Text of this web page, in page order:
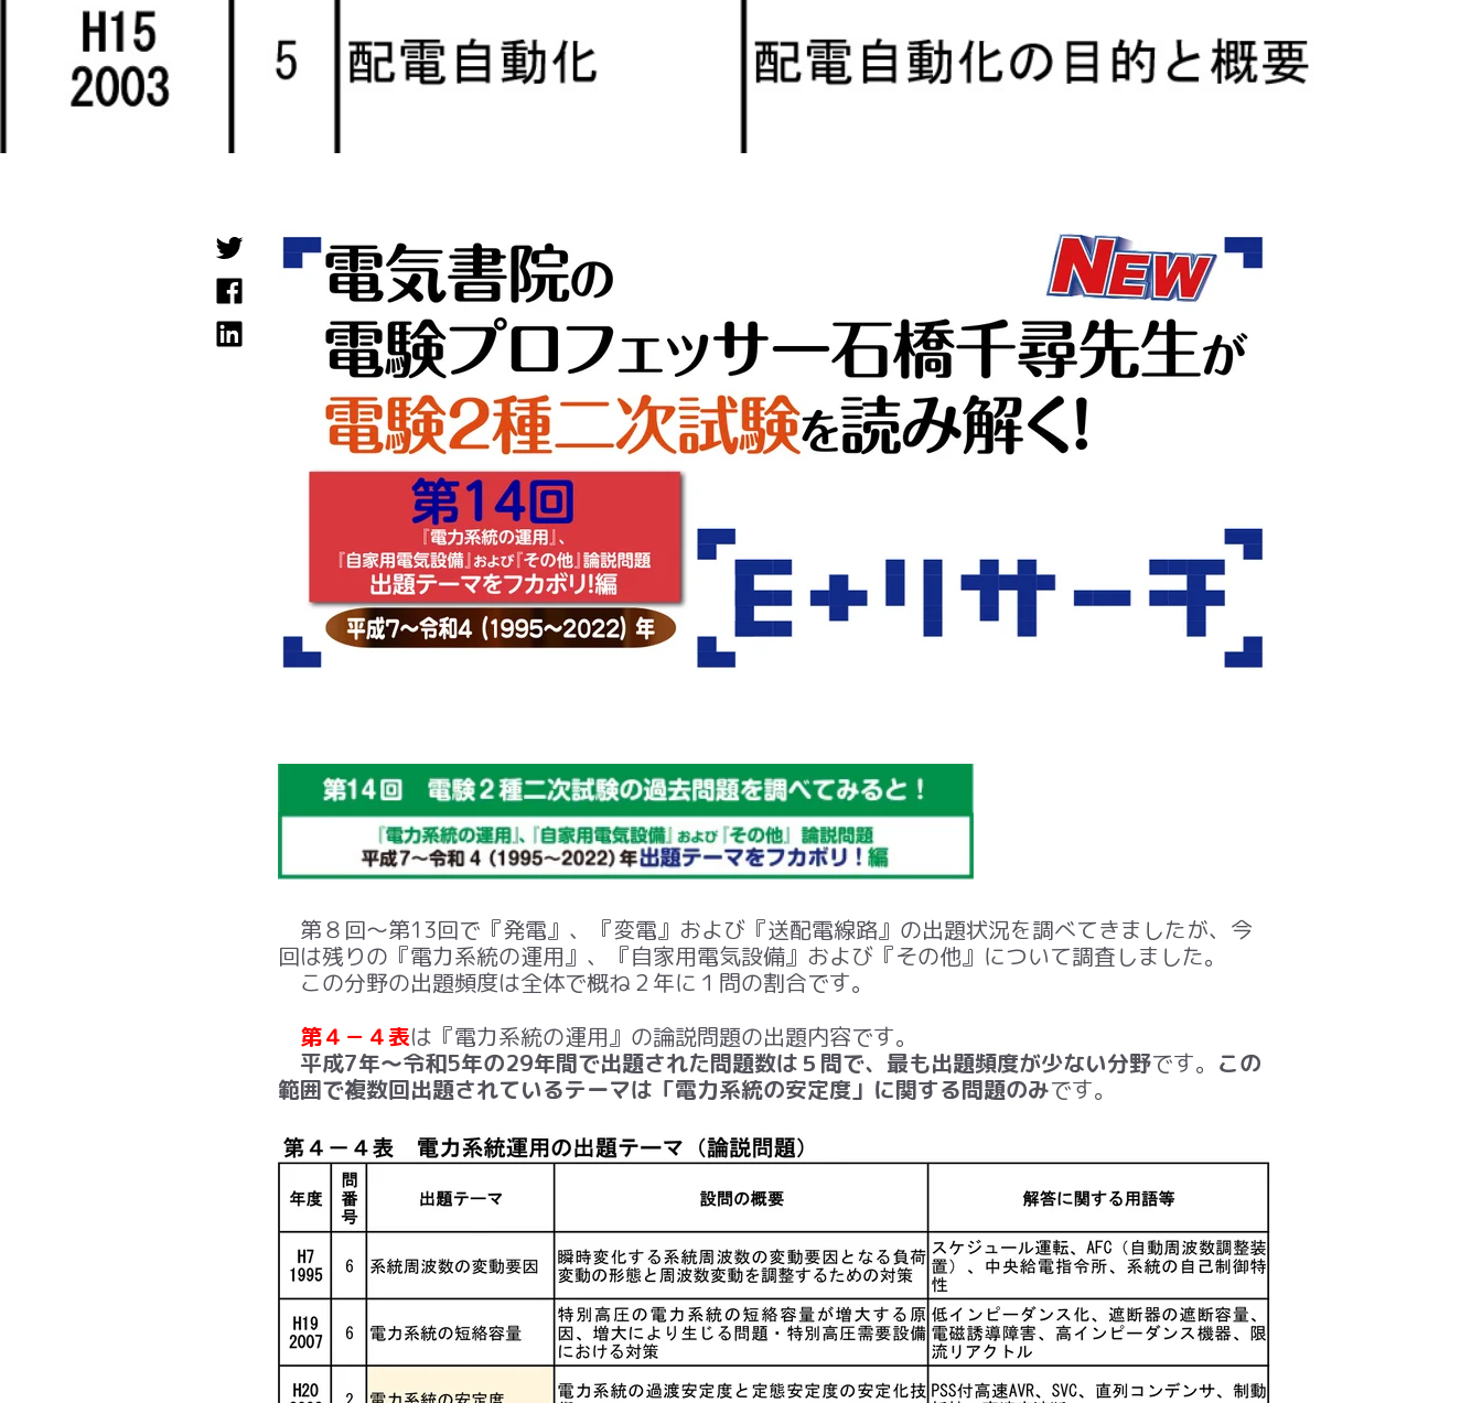
第８ 回～第13回で『発電』、『変電』および『送配電線路』の出題状況を調べてきましたが、今
回は残りの『電力系統の運用』、『自家用電気設備』および『その他』について調査しました。
この分野の出題頻度は全体で概ね ２ 年に１問の割合です。
第４－４表は『電力系統の運用』の論説問題の出題内容です。
平成7年～令和5年の29年間で出題された問題数は５問で、最も出題頻度が少ない分野です。 この
範囲で複数回出題されているテーマは「電力系統の安定度」に関する問題のみです。